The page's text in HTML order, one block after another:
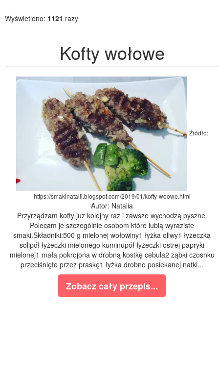
Wyświetlono: 1121 razy
Kofty wołowe
Źródło:
https://smakinatalii.blogspot.com/2019/01/kofty-woowe.html
Autor: Natalia
Przyrządzam kofty juz kolejny raz i zawsze wychodzą pyszne.
Polecam je szczególnie osobom które lubią wyraziste
smaki.Składniki:500 g mielonej wołowiny1 łyżka oliwy1 łyżeczka
solipół łyżeczki mielonego kuminupół łyżeczki ostrej papryki
mielonej1 mała pokrojona w drobną kostkę cebula2 ząbki czosnku
przeciśnięte przez praskę1 łyżka drobno posiekanej natki...
Zobacz cały przepis...